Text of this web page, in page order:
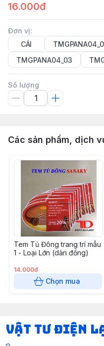
16.000đ
Đơn vị:
CÁI
TMGPANA04_03
Số lượng
Các sản phẩm, dịch
Tem Tủ Đông trang trí mẫu
1 - Loại Lớn (dàn đồng)
14.000đ
Chọn mua
VẬT TƯ ĐIỆN